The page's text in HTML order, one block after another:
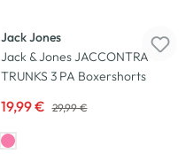
Jack Jones
Jack & Jones JACCONTRA
TRUNKS 3 PA Boxershorts
19,99 € 29,99 €